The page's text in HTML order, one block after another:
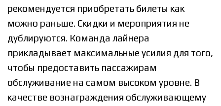
рекомендуется приобретать билеты как
можно раньше. Скидки и мероприятия не
дублируются. Команда лайнера
прикладывает максимальные усилия для того,
чтобы предоставить пассажирам
обслуживание на самом высоком уровне. В
качестве вознаграждения обслуживающему